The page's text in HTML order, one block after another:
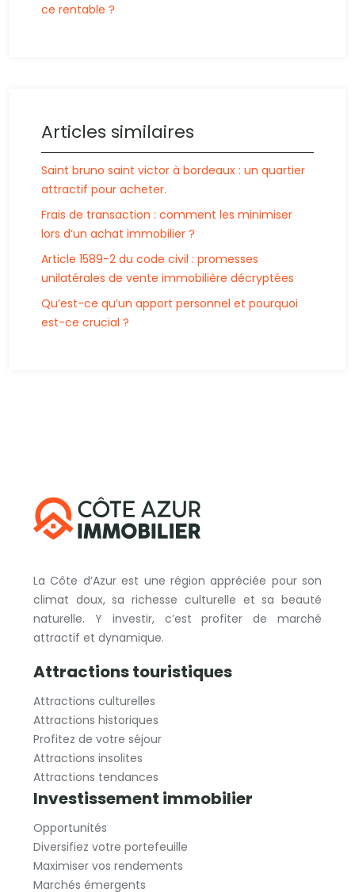
ce rentable ?
Articles similaires
Saint bruno saint victor à bordeaux : un quartier
attractif pour acheter.
Frais de transaction : comment les minimiser
lors d’un achat immobilier ?
Article 1589-2 du code civil : promesses
unilatérales de vente immobilière décryptées
Qu’est-ce qu’un apport personnel et pourquoi
est-ce crucial ?
La Côte d’Azur est une région appréciée pour son
climat doux, sa richesse culturelle et sa beauté
naturelle. Y investir, c’est profiter de marché
attractif et dynamique.
Attractions touristiques
Attractions culturelles
Attractions historiques
Profitez de votre séjour
Attractions insolites
Attractions tendances
Investissement immobilier
Opportunités
Diversifiez votre portefeuille
Maximiser vos rendements
Marchés émergents